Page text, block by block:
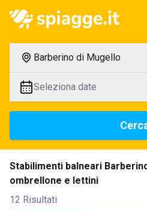
Barberino di Mugello
Seleziona date
Stabilimenti balneari
ombrellone e lettini
12 Risultati